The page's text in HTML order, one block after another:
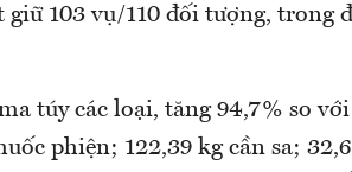
103 vụ/110 đối tượng, trong
túy các loại, tăng 94,7% so
phiện; 122,39 kg cần sa;